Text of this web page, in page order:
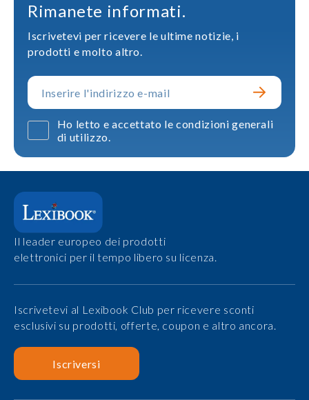
Rimanete informati.
Iscrivetevi per ricevere le ultime notizie, i
prodotti e molto altro.
Ho letto e accettato le condizioni generali
di utilizzo.
Il leader europeo dei prodotti
elettronici per il tempo libero su licenza.
Iscrivetevi al Lexibook Club per ricevere sconti
esclusivi su prodotti, offerte, coupon e altro ancora.
Iscriversi